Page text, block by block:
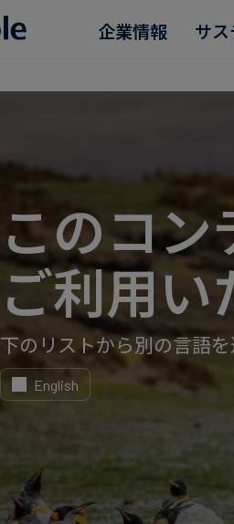
企業情報 サ
所在地
誠実さへの取り組み
食品・飲料
サステナブルファイナンス
ブログ
ケーススタディ
ニュース
このコ
ご利用い
下のリストから別の言語を
English